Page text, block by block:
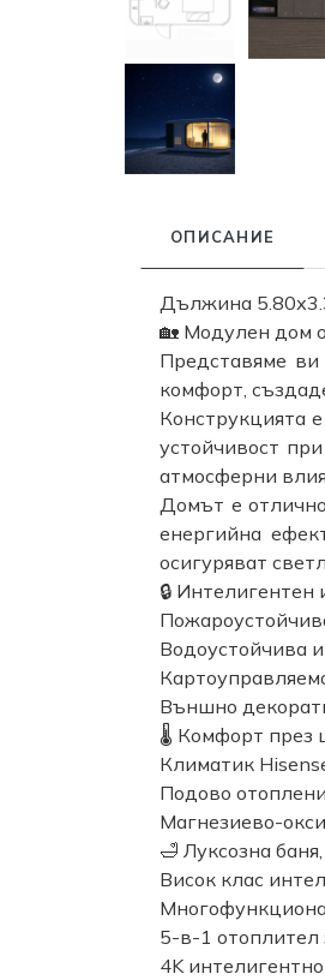
ОПИСАНИЕ
Дължина
🏡 Модулен дом
Представяме
комфорт,
Конструкцията
устойчивост
атмосферни
Домът е
енергийна
осигуряват
🔒 Интелигентен
Водоустойчива
Външно
🌡️ Комфорт през
Климатик
Подово
Магнезиево-
🛁 Луксозна
Висок клас
5-в-1 отоплител
4K